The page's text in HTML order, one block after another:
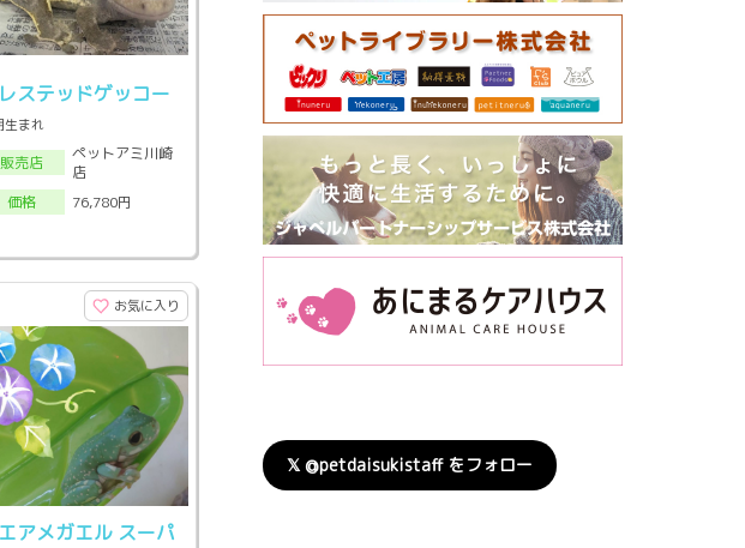
ステッドゲッコー
生まれ
販売店
ペットアミ川崎
店
価格
76,780円
お気に入り
アメガエル スーパ
𝕏 @petdaisukistaff をフォロー